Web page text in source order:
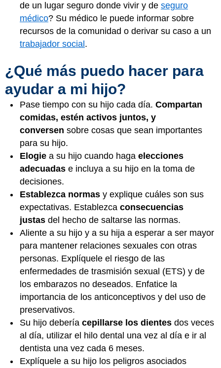
de un lugar seguro donde vivir y de seguro
médico? Su médico le puede informar sobre
recursos de la comunidad o derivar su caso a un
trabajador social .
¿Qué más puedo hacer para
ayudar a mi hijo?
Pase tiempo con su hijo cada día. Compartan
comidas, estén activos juntos, y
conversen sobre cosas que sean importantes
para su hijo.
Elogie a su hijo cuando haga elecciones
adecuadas e incluya a su hijo en la toma de
decisiones.
Establezca normas y explique cuáles son sus
expectativas. Establezca consecuencias
justas del hecho de saltarse las normas.
Aliente a su hijo y a su hija a esperar a ser mayor
para mantener relaciones sexuales con otras
personas. Explíquele el riesgo de las
enfermedades de trasmisión sexual (ETS) y de
los embarazos no deseados. Enfatice la
importancia de los anticonceptivos y del uso de
preservativos.
Su hijo debería cepillarse los dientes dos veces
al día, utilizar el hilo dental una vez al día e ir al
dentista una vez cada 6 meses.
Explíquele a su hijo los peligros asociados